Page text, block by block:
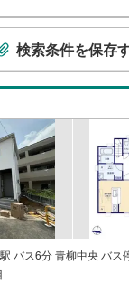
検索条件を保存
バス6分 青柳中央 バス